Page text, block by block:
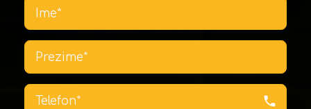
phone